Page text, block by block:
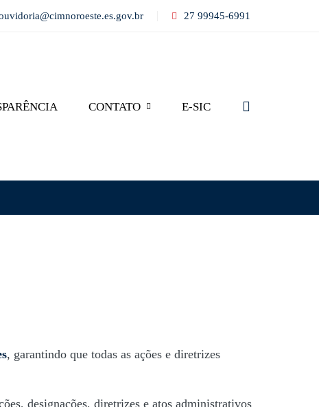
27 99945-6991
CONTATO E-SIC
, garantindo que todas as ações e diretrizes
designações, diretrizes e atos administrativos